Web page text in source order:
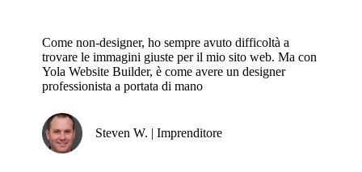
Come non-designer, ho sempre avuto difficoltà a
trovare le immagini giuste per il mio sito web. Ma con
Yola Website Builder, è come avere un designer
professionista a portata di mano
Steven W. | Imprenditore